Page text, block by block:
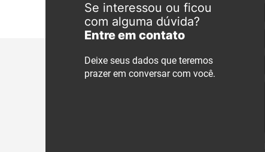
Se interessou ou ficou
com alguma dúvida?
Entre em contato
Deixe seus dados que teremos
prazer em conversar com você.